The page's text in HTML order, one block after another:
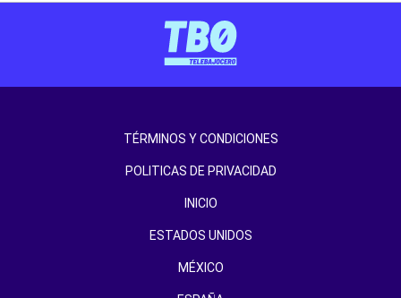
TÉRMINOS Y CONDICIONES
POLITICAS DE PRIVACIDAD
INICIO
ESTADOS UNIDOS
MÉXICO